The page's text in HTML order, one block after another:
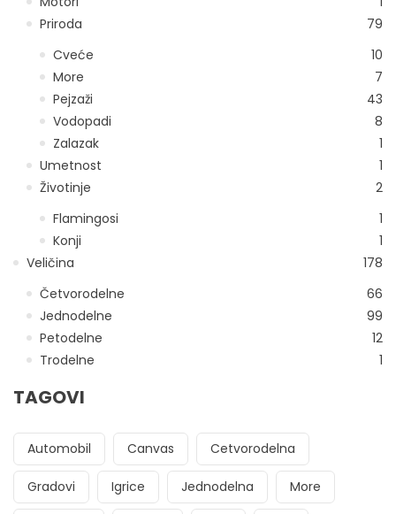
Priroda
79
Cveće
10
More
7
Pejzaži
43
Vodopadi
8
Zalazak
1
Umetnost
1
Životinje
2
Flamingosi
1
Konji
1
Veličina
178
Četvorodelne
66
Jednodelne
99
Petodelne
12
Trodelne
1
TAGOVI
Automobil Canvas Cetvorodelna
Gradovi Igrice Jednodelna More